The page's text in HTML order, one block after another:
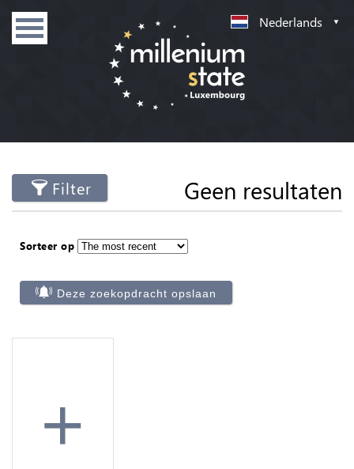
Nederlands
Filter Geen resultaten
Sorteer op
Deze zoekopdracht opslaan
+